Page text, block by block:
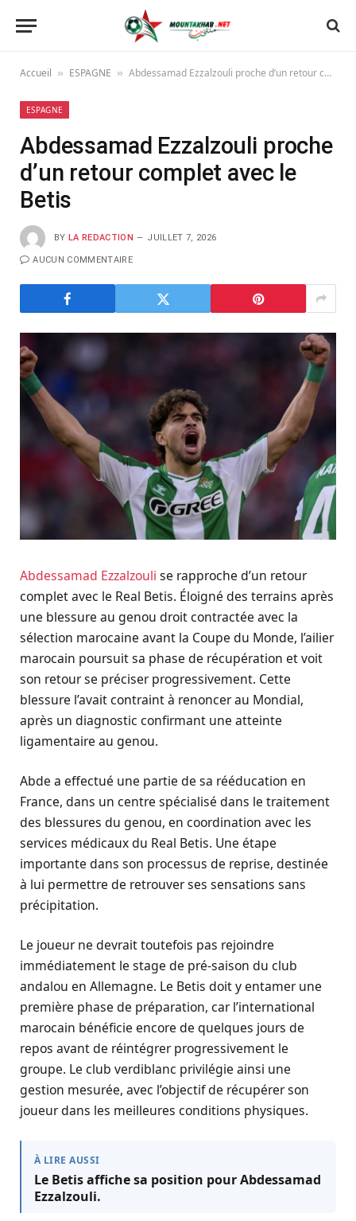
Accueil » ESPAGNE » Abdessamad Ezzalzouli proche d’un retour complet avec le Betis
ESPAGNE
Abdessamad Ezzalzouli proche
d’un retour complet avec le
Betis
BY LA REDACTION JUILLET 7, 2026
AUCUN COMMENTAIRE
Abdessamad Ezzalzouli se rapproche d’un retour
complet avec le Real Betis. Éloigné des terrains après
une blessure au genou droit contractée avec la
sélection marocaine avant la Coupe du Monde, l’ailier
marocain poursuit sa phase de récupération et voit
son retour se préciser progressivement. Cette
blessure l’avait contraint à renoncer au Mondial,
après un diagnostic confirmant une atteinte
ligamentaire au genou.
Abde a effectué une partie de sa rééducation en
France, dans un centre spécialisé dans le traitement
des blessures du genou, en coordination avec les
services médicaux du Real Betis. Une étape
importante dans son processus de reprise, destinée
à lui permettre de retrouver ses sensations sans
précipitation.
Le joueur ne devrait toutefois pas rejoindre
immédiatement le stage de pré-saison du club
andalou en Allemagne. Le Betis doit y entamer une
première phase de préparation, car l’international
marocain bénéficie encore de quelques jours de
repos avant de réintégrer progressivement le
groupe. Le club verdiblanc privilégie ainsi une
gestion mesurée, avec l’objectif de récupérer son
joueur dans les meilleures conditions physiques.
À LIRE AUSSI
Le Betis affiche sa position pour Abdessamad
Ezzalzouli.